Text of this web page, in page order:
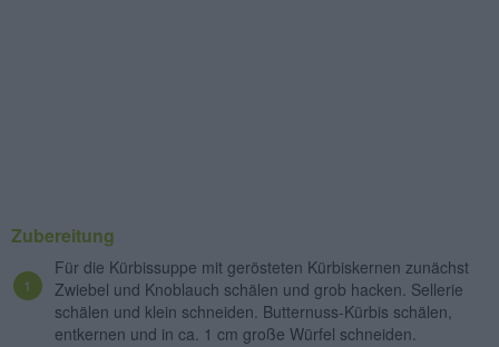
Zubereitung
Für die Kürbissuppe mit gerösteten Kürbiskernen zunächst
Zwiebel und Knoblauch schälen und grob hacken. Sellerie
schälen und klein schneiden. Butternuss-Kürbis schälen,
entkernen und in ca. 1 cm große Würfel schneiden.